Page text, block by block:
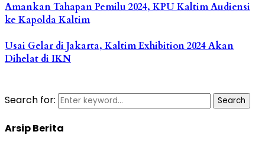
Amankan Tahapan Pemilu 2024, KPU Kaltim Audiensi
ke Kapolda Kaltim
Usai Gelar di Jakarta, Kaltim Exhibition 2024 Akan
Dihelat di IKN
Search for: Search
Arsip Berita